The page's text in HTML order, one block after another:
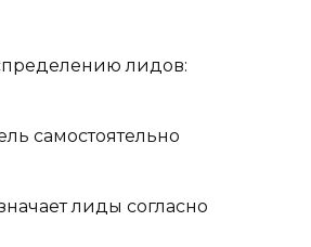
лидов:
самостоятельно
лиды согласно